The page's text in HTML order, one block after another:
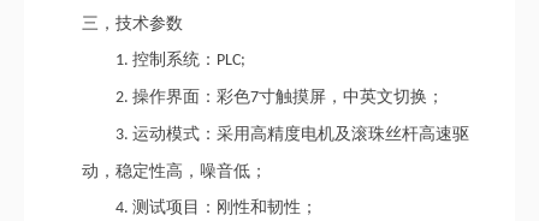
三，技术参数
1. 控制系统： PLC;
2. 操作界面：彩色7寸触摸屏，中英文切换；
3. 运动模式：采用高精度电机及滚珠丝杆高速驱
动，稳定性高，噪音低；
4. 测试项目：刚性和韧性；